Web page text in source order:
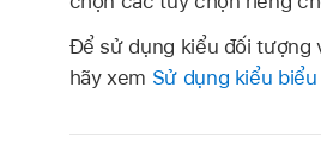
Để sử dụng kiểu đối tượng
hãy xem Sử dụng kiểu